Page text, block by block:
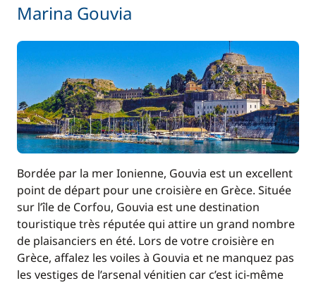
Marina Gouvia
Bordée par la mer Ionienne, Gouvia est un excellent
point de départ pour une croisière en Grèce. Située
sur l’île de Corfou, Gouvia est une destination
touristique très réputée qui attire un grand nombre
de plaisanciers en été. Lors de votre croisière en
Grèce, affalez les voiles à Gouvia et ne manquez pas
les vestiges de l’arsenal vénitien car c’est ici-même